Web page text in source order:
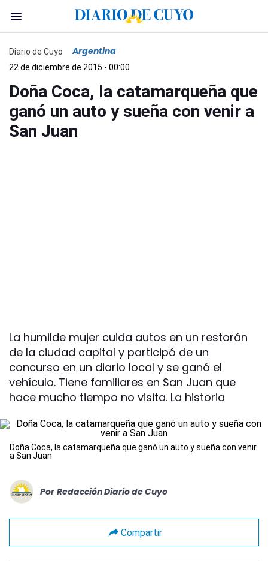
Diario de Cuyo Argentina
22 de diciembre de 2015 - 00:00
Doña Coca, la catamarqueña que
ganó un auto y sueña con venir a
San Juan
La humilde mujer cuida autos en un restorán
de la ciudad capital y participó de un
concurso en un diario local y se ganó el
vehículo. Tiene familiares en San Juan que
hace mucho tiempo no visita. La historia
Doña Coca, la catamarqueña que ganó un auto y sueña con venir
a San Juan
Por Redacción Diario de Cuyo
Compartir